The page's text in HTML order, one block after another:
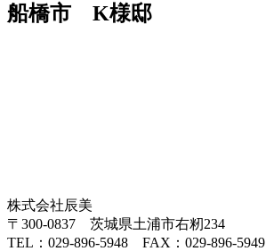
船橋市 K様邸
株式会社辰美
〒300-0837 茨城県土浦市右籾234
TEL：029-896-5948 FAX：029-896-5949